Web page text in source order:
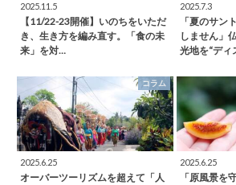
2025.11.5
【11/22-23開催】いのちをいただ
き、生き方を編み直す。「食の未
来」を対…
2025.7.3
「夏のサン
しません」
光地を“ディ
コラム
2025.6.25
オーバーツーリズムを超えて「人
2025.6.25
「原風景を